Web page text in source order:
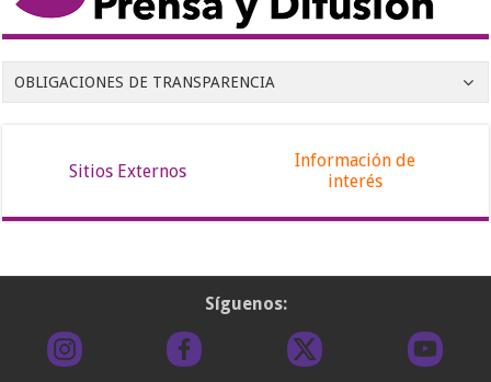
OBLIGACIONES DE TRANSPARENCIA
Sitios Externos
Información de
interés
Síguenos: